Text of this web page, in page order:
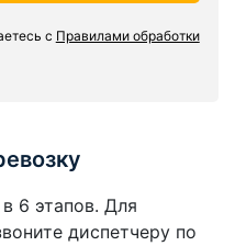
с Правилами обработки
6 этапов. Для
диспетчеру по